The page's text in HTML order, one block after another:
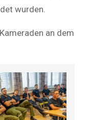
wurden.
an dem